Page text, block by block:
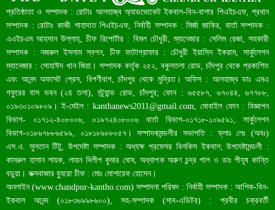
বাংলাদেশ আজ মধ্যম আয়ের দেশে উন্নীত হওয়ার পথে
প্রতিষ্ঠাতা ও সম্পাদক : রোটাঃ আলহাজ্ব অ্যাডভোকেট ইকবাল-বিন-বাশার পিএইচএফ, প্রধান
সম্পাদক : রোটাঃ কাজী শাহাদাত পিএইচএফ, নির্বাহী সম্পাদক : মির্জা জাকির, বার্তা সম্পাদক :
এএইচএম আহসান উল্লাহ্, চীফ রিপোর্টার : বিমল চৌধুরী, ম্যানেজার : সেলিম রেজা, সহকারী
সম্পাদক : নজরুল ইসলাম স্বপন, চীফ ফটোগ্রাফার : চৌধুরী ইয়াসিন ইকরাম, সার্কুলেশন
ম্যানেজার : সোহাঈদ খান জিয়া। সম্পাদক কর্তৃক ২৫২, বকুলতলা রোড, চাঁদপুর থেকে প্রকাশিত
এবং আনন্দ অফসেট প্রেস, বিপণীবাগ, চাঁদপুর থেকে মুদ্রিত। অফিস : আলহাজ্ব ডাঃ এমএ
গফুরের বাস ভবন (২য় তলা), স্ট্র্যান্ড রোড, চাঁদপুর; ফোন : ৬৫৫৮৭, ৬৭০৪৪, ৬৭৭৮৮,
০১৯৩০১০৯৮০৯। ই-মেইল :kanthanews2011@gmail.com, মোবাইল ফোন : বিজ্ঞাপন
বিভাগ- ০১৭১২-৪০৮০০৬, ০১৯৭২৪০৮০০৬ বার্তা বিভাগ-০১৭১৮-১০৯৫৯১, সার্কুলেশন
বিভাগ-০১৮৬৭৮৮৬৫৯৯, ০১৮১৮৯৮৮০৫৭। সম্পাদকমন্ডলীর সভাপতি : ফ্লাঃ লেঃ (অবঃ)
এস.এ. সুলতান টিটু, উপদেষ্টা সম্পাদক : অধ্যক্ষ প্রফেসর বিলকিস ইকবাল; উপদেষ্টামন্ডলী :
কামরুল হাসান শায়ক, লায়ন দিলীপ কুমার ঘোষ, অধ্যাপক অরুণ চন্দ্র পাল ও ডাঃ পীযূষ কান্তি
বড়ুয়া। কক্সবাজার ব্যুরো চীফ : মোঃ মোশারেফ হোসেন।
অনলাইন (www.chandpur-kantho.com) সম্পাদনা পরিষদ : নির্বাহী সম্পাদক : আশিক-বিন-
ইকবাল আনন্দ (০১৮৩৬৯৯৮৬০০), সহ-সম্পাদক (সাব-এডিটর) : প্রবীর চক্রবর্তী